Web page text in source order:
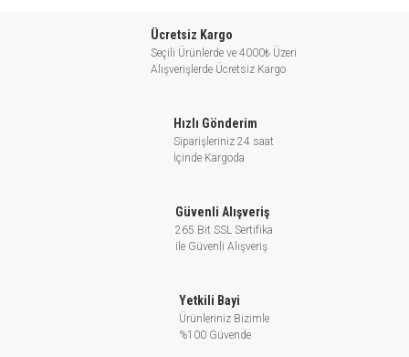
Kademeli pompalar, sanayilerde,
otellerde, toplu konutlarda, benzin
istasyonlarında, tatil köylerinde alış veriş
merkezlerinde, sosyal tesislerde, yangın
Ücretsiz Kargo
Seçili Ürünlerde ve 4000₺ Üzeri
Alışverişlerde Ücretsiz Kargo
Hızlı Gönderim
Siparişleriniz 24 saat
İçinde Kargoda
Güvenli Alışveriş
265 Bit SSL Sertifika
ile Güvenli Alışveriş
Yetkili Bayi
Ürünleriniz Bizimle
%100 Güvende